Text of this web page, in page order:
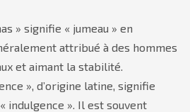
» signifie « jumeau » en
attribué à des hommes
et aimant la stabilité.
», d’origine latine, signifie
indulgence ». Il est souvent